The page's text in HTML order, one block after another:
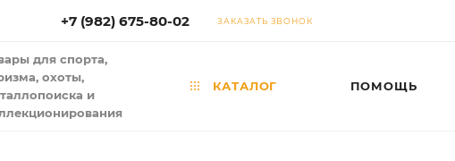
+7 (982) 675-80-02 ЗАКАЗАТЬ ЗВОНОК
для спорта,
охоты,
и
КАТАЛОГ ПОМОЩЬ